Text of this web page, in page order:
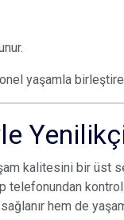
yaşamla
kalitesini bir üst
telefonundan
hem de yaşam